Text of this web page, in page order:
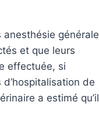
générale
et que leurs
effectuée, si
de
a estimé qu’il